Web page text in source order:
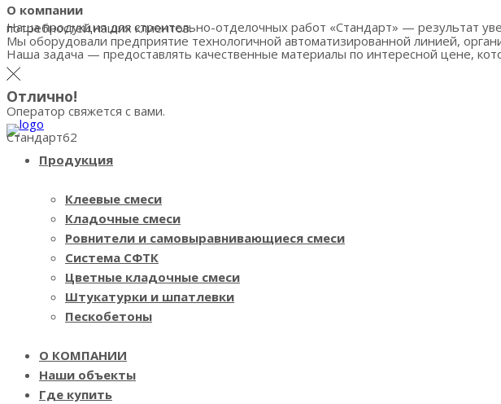
О компании
Наша продукция для строительно-отделочных работ «Стандарт» — результат уверенного развития Завода на пути к цели — добиться высоких стандартов в удовлетворении потребностей наших клиентов.
Мы оборудовали предприятие технологичной автоматизированной линией,
Наша задача — предоставлять качественные материалы по интересной цене,
Отлично!
Оператор свяжется с вами.
Стандарт62
Продукция
Клеевые смеси
Кладочные смеси
Ровнители и самовыравнивающиеся смеси
Система СФТК
Цветные кладочные смеси
Штукатурки и шпатлевки
Пескобетоны
О КОМПАНИИ
Наши объекты
Где купить